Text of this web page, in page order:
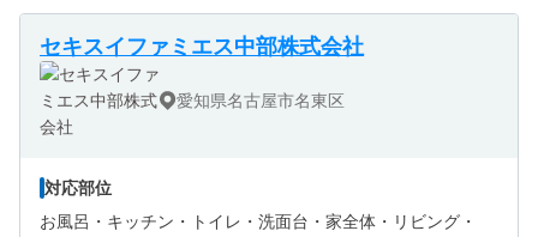
セキスイファミエス中部株式会社
愛知県名古屋市名東区
対応部位
お風呂・ キッチン・ トイレ・ 洗面台・ 家全体・ リビング・